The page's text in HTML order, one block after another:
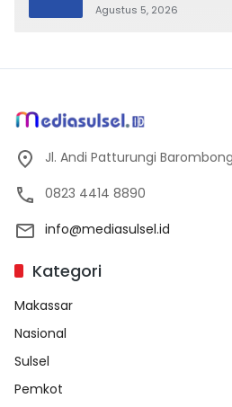
Agustus 5, 2026
Jl. Andi Patturungi
0823 4414 8890
info@mediasulsel.id
Kategori
Makassar
Nasional
Sulsel
Pemkot